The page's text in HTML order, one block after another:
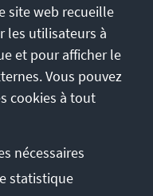
Impressum
site web recueille
les utilisateurs à
et pour afficher le
Vous pouvez
cookies à tout
nécessaires
statistique